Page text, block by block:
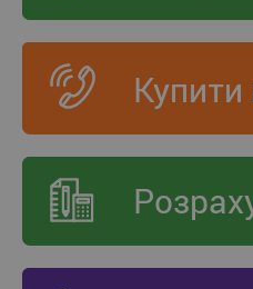
Купити